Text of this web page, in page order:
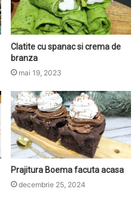
Clatite cu spanac si crema de
branza
mai 19, 2023
Prajitura Boema facuta acasa
decembrie 25, 2024